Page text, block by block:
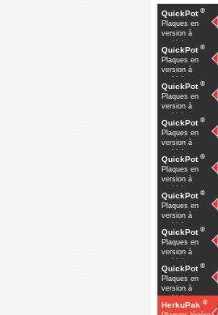
QuickPot ®
Plaques en
version à
multiple
QuickPot ®
Plaques en
version à
multiple
QuickPot ®
Plaques en
version à
multiple
QuickPot ®
Plaques en
version à
multiple
QuickPot ®
Plaques en
version à
multiple
QuickPot ®
Plaques en
version à
multiple
QuickPot ®
Plaques en
version à
multiple
QuickPot ®
Plaques en
version à
multiple
HerkuPak ®